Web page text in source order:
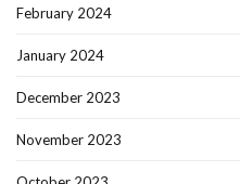
February 2024
January 2024
December 2023
November 2023